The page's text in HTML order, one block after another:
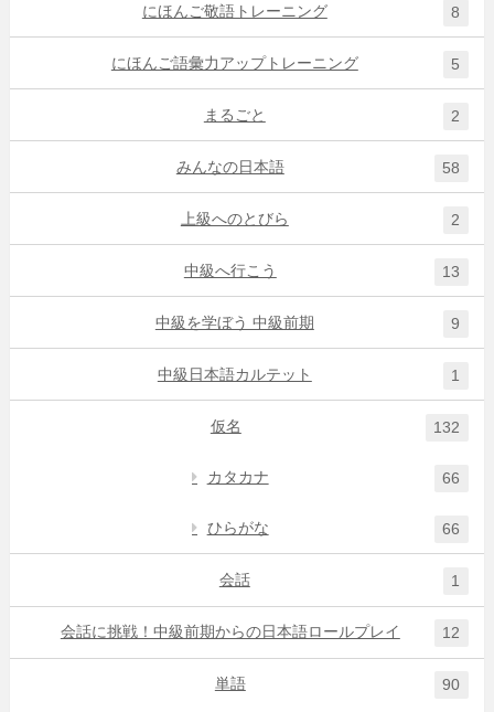
にほんご敬語トレーニング 8
にほんご語彙力アップトレーニング 5
まるごと 2
みんなの日本語 58
上級へのとびら 2
中級へ行こう 13
中級を学ぼう 中級前期 9
中級日本語カルテット 1
仮名 132
カタカナ 66
ひらがな 66
会話 1
会話に挑戦！中級前期からの日本語ロールプレイ 12
単語 90